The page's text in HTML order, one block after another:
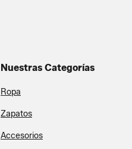
Nuestras Categorías
Ropa
Zapatos
Accesorios